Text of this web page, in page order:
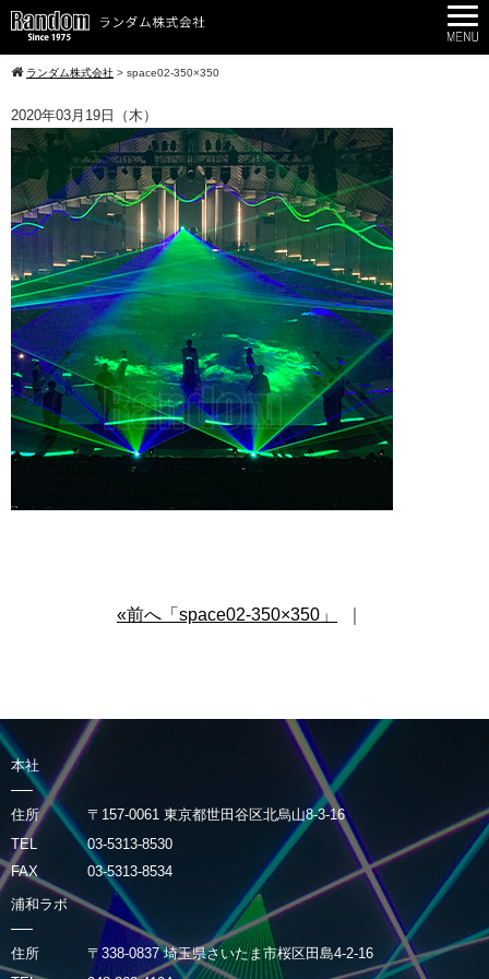
ランダム株式会社 > space02-350×350
2020年03月19日（木）
«前へ「space02-350×350」
本社
住所
〒157-0061 東京都世田谷区北烏山8-3-16
TEL
03-5313-8530
FAX
03-5313-8534
浦和ラボ
住所
〒338-0837 埼玉県さいたま市桜区田島4-2-16